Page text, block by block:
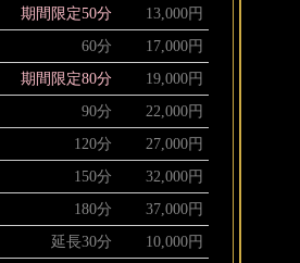
期間限定50分
13,000円
60分
17,000円
期間限定80分
19,000円
90分
22,000円
120分
27,000円
150分
32,000円
180分
37,000円
延長30分
10,000円